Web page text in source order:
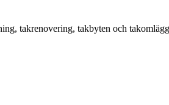
takrenovering, takbyten och